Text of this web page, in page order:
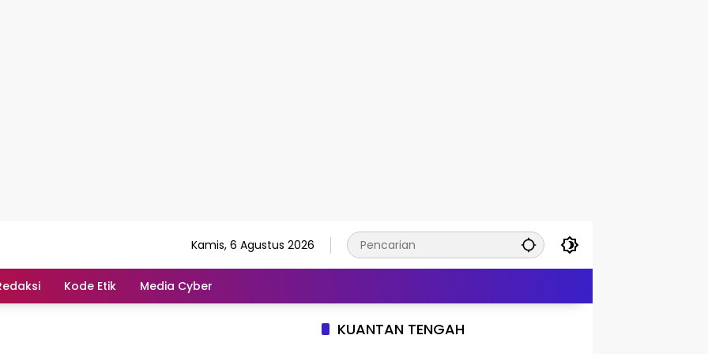
Kamis, 6 Agustus 2026
Kode Etik Media Cyber
KUANTAN TENGAH